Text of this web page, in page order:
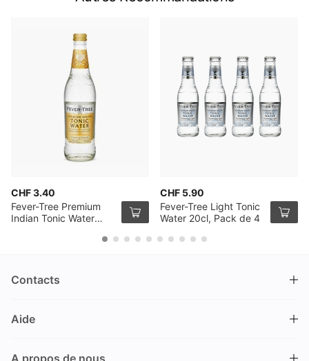
CHF 3.40
Fever-Tree Premium
Indian Tonic Water
CHF 5.90
Fever-Tree Light Tonic
Water 20cl, Pack de 4
Contacts
Nüschelerstrasse 35
Suisse
Aide
A propos de nous